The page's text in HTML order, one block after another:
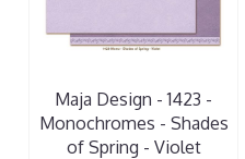
Maja Design - 1423 -
Monochromes - Shades
of Spring - Violet